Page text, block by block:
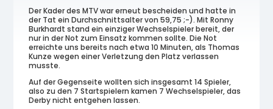
Der Kader des MTV war erneut bescheiden und hatte in
der Tat ein Durchschnittsalter von 59,75 ;-). Mit Ronny
Burkhardt stand ein einziger Wechselspieler bereit, der
nur in der Not zum Einsatz kommen sollte. Die Not
erreichte uns bereits nach etwa 10 Minuten, als Thomas
Kunze wegen einer Verletzung den Platz verlassen
musste.
Auf der Gegenseite wollten sich insgesamt 14 Spieler,
also zu den 7 Startspielern kamen 7 Wechselspieler, das
Derby nicht entgehen lassen.